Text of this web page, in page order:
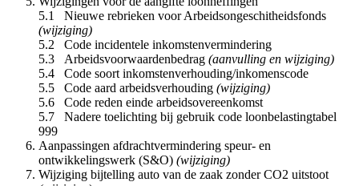
5.1 Nieuwe rebrieken voor Arbeidsongeschitheidsfonds
(wijziging)
5.2 Code incidentele inkomstenvermindering
5.3 Arbeidsvoorwaardenbedrag (aanvulling en wijziging)
5.4 Code soort inkomstenverhouding/inkomenscode
5.5 Code aard arbeidsverhouding (wijziging)
5.6 Code reden einde arbeidsovereenkomst
5.7 Nadere toelichting bij gebruik code loonbelastingtabel
999
Aanpassingen afdrachtvermindering speur- en
ontwikkelingswerk (S&O) (wijziging)
Wijziging bijtelling auto van de zaak zonder CO2 uitstoot